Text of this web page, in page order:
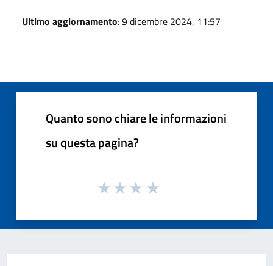
Ultimo aggiornamento: 9 dicembre 2024, 11:57
Quanto sono chiare le informazioni
su questa pagina?